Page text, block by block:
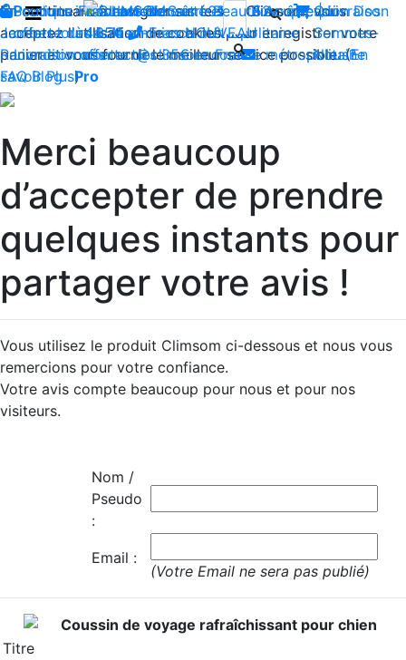
En continuant à naviguer sur le site Climsom, vous
acceptez l'utilisation de cookies pour enregistrer votre
panier et vous fournir le meilleur service possible. (En
savoir Plus)
Produits innovants de Santé et de Bien-être | Livraison
offerte dès 35€ en France métropolitaine
Livraison offerte dès 35€ en France métropolitaine
Contactez-nous : 02 85 52
44 74
-
contact@climsom.com
Qui
Sommes-
Nous?
Boutique Fraîcheur Bien-être Beauté Acupression Dos
Jambes lourdes Insomnies NOUVEAU
Reconditionnés
FAQ Blog Pro
Merci beaucoup
d’accepter de prendre
quelques instants pour
partager votre avis !
Vous utilisez le produit Climsom ci-dessous et nous vous
remercions pour votre confiance.
Votre avis compte beaucoup pour nous et pour nos
visiteurs.
Nom /
Pseudo
:
Email :
(Votre Email ne sera pas publié)
Coussin de voyage rafraîchissant pour chien
Titre